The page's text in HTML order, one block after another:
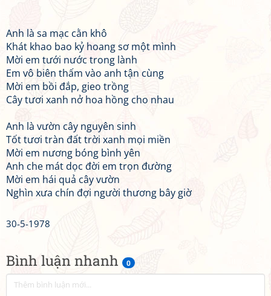
Bình luận nhanh 0
Anh là sa mạc cằn khô
Khát khao bao kỷ hoang sơ một mình
Mời em tưới nước trong lành
Em vô biên thấm vào anh tận cùng
Mời em bồi đắp, gieo trồng
Cây tươi xanh nở hoa hồng cho nhau
Anh là vườn cây nguyên sinh
Tốt tươi tràn đất trời xanh mọi miền
Mời em nương bóng bình yên
Anh che mát dọc đời em trọn đường
Mời em hái quả cây vườn
Nghìn xưa chín đợi người thương bây giờ
30-5-1978